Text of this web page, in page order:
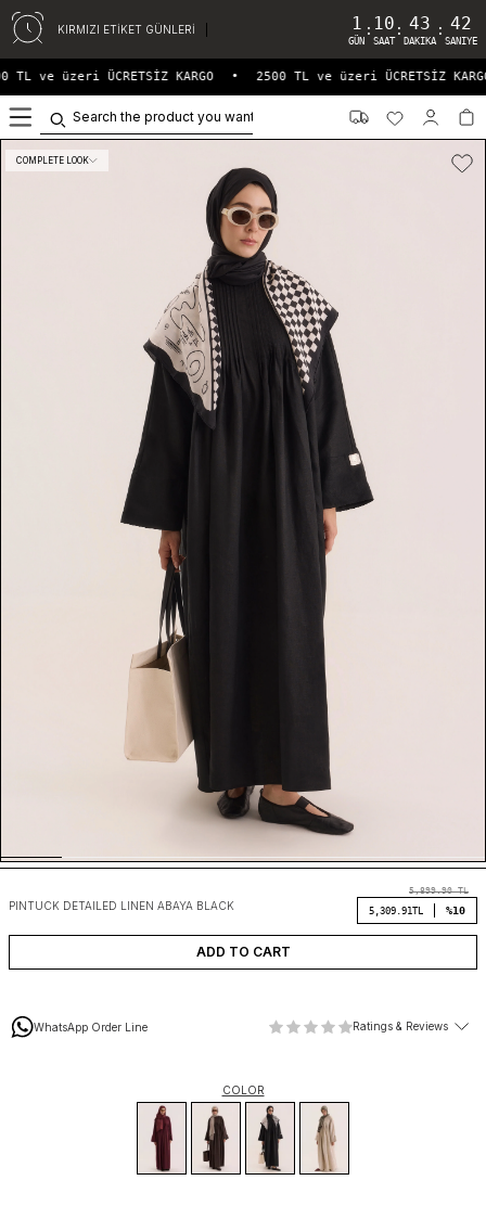
KIRMIZI ETİKET GÜNLERİ 1
GÜN
: 10
SAAT
: 43
DAKIKA
: 42
SANIYE
TL ve üzeri ÜCRETSİZ KARGO 2500 TL ve üzeri ÜCRETSİZ KARGO
COMPLETE LOOK
PINTUCK DETAILED LINEN ABAYA BLACK
5,899.90TL
5,309.91 TL %10
ADD TO CART
WhatsApp Order Line Ratings & Reviews
COLOR